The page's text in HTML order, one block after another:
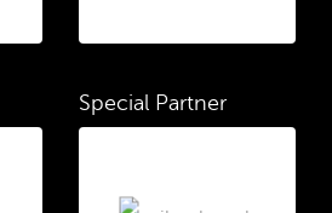
Special Partner